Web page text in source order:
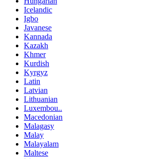
Icelandic
Igbo
Javanese
Kannada
Kazakh
Khmer
Kurdish
Kyrgyz
Latin
Latvian
Lithuanian
Luxembou..
Macedonian
Malagasy
Malay
Malayalam
Maltese